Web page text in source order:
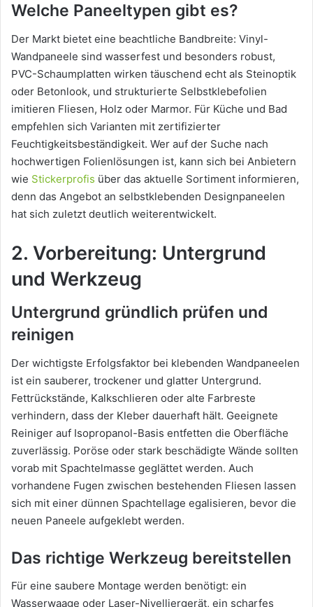
Welche Paneeltypen gibt es?
Der Markt bietet eine beachtliche Bandbreite: Vinyl-
Wandpaneele sind wasserfest und besonders robust,
PVC-Schaumplatten wirken täuschend echt als Steinoptik
oder Betonlook, und strukturierte Selbstklebefolien
imitieren Fliesen, Holz oder Marmor. Für Küche und Bad
empfehlen sich Varianten mit zertifizierter
Feuchtigkeitsbeständigkeit. Wer auf der Suche nach
hochwertigen Folienlösungen ist, kann sich bei Anbietern
wie Stickerprofis über das aktuelle Sortiment informieren,
denn das Angebot an selbstklebenden Designpaneelen
hat sich zuletzt deutlich weiterentwickelt.
2. Vorbereitung: Untergrund
und Werkzeug
Untergrund gründlich prüfen und
reinigen
Der wichtigste Erfolgsfaktor bei klebenden Wandpaneelen
ist ein sauberer, trockener und glatter Untergrund.
Fettrückstände, Kalkschlieren oder alte Farbreste
verhindern, dass der Kleber dauerhaft hält. Geeignete
Reiniger auf Isopropanol-Basis entfetten die Oberfläche
zuverlässig. Poröse oder stark beschädigte Wände sollten
vorab mit Spachtelmasse geglättet werden. Auch
vorhandene Fugen zwischen bestehenden Fliesen lassen
sich mit einer dünnen Spachtellage egalisieren, bevor die
neuen Paneele aufgeklebt werden.
Das richtige Werkzeug bereitstellen
Für eine saubere Montage werden benötigt: ein
Wasserwaage oder Laser-Nivelliergerät, ein scharfes